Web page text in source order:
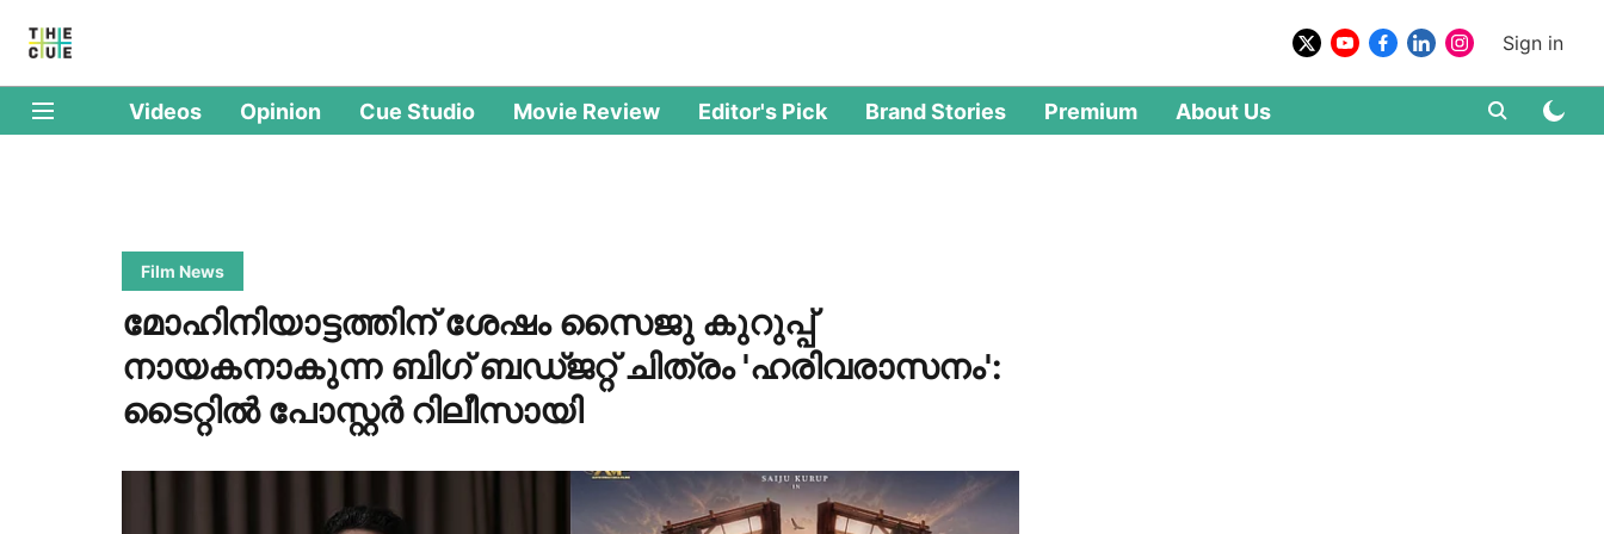
Sign in
Videos Opinion Cue Studio Movie Review Editor's Pick Brand Stories Premium About Us
Film News
മോഹിനിയാട്ടത്തിന് ശേഷം സൈജു കുറുപ്പ്
നായകനാകുന്ന ബിഗ് ബഡ്ജറ്റ് ചിത്രം 'ഹരിവരാസനം':
ടൈറ്റിൽ പോസ്റ്റർ റിലീസായി